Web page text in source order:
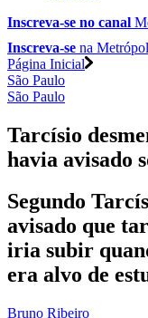
Inscreva-se no canal
Inscreva-se na
Página Inicial
São Paulo
São Paulo
Tarcísio
havia avisado
Segundo
avisado que
iria subir
era alvo de
Bruno Ribeiro